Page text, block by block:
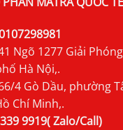
Ngõ 1277 Giải
Hà Nội,.
4 Gò Dầu, phường
Chí Minh,.
9919( Zalo/Call)